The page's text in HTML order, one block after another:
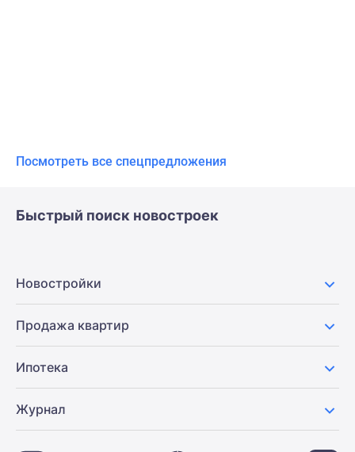
Посмотреть все спецпредложения
Быстрый поиск новостроек
Новостройки
Продажа квартир
Ипотека
Журнал